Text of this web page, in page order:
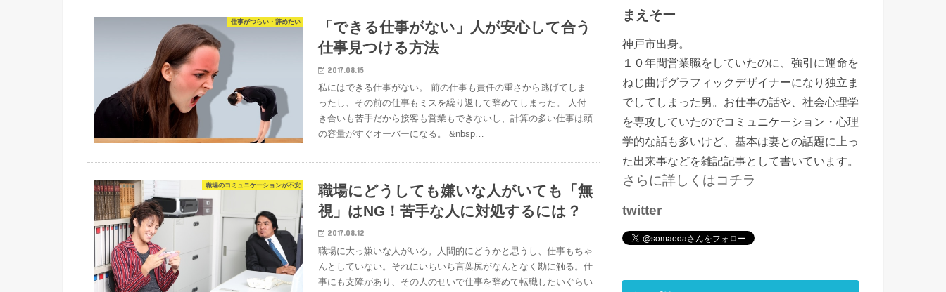
仕事がつらい・辞めたい
「できる仕事がない」人が安心して合う
仕事見つける方法
2017.08.15
私にはできる仕事がない。 前の仕事も責任の重さから逃げてしま
ったし、その前の仕事もミスを繰り返して辞めてしまった。 人付
き合いも苦手だから接客も営業もできないし、計算の多い仕事は頭
の容量がすぐオーバーになる。 &nbsp…
職場のコミュニケーションが不安
職場にどうしても嫌いな人がいても「無
視」はNG！苦手な人に対処するには？
2017.08.12
職場に大っ嫌いな人がいる。人間的にどうかと思うし、仕事もちゃ
んとしていない。それにいちいち言葉尻がなんとなく勘に触る。仕
事にも支障があり、その人のせいで仕事を辞めて転職したいぐらい
まえそー
神戸市出身。
１０年間営業職をしていたのに、強引に運命を
ねじ曲げグラフィックデザイナーになり独立ま
でしてしまった男。お仕事の話や、社会心理学
を専攻していたのでコミュニケーション・心理
学的な話も多いけど、基本は妻との話題に上っ
た出来事などを雑記記事として書いています。
さらに詳しくはコチラ
twitter